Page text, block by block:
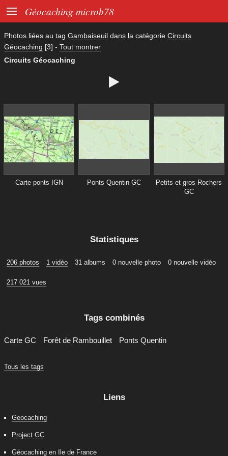
 Géocaching microb78
Photos liées au tag Gambaiseuil dans la catégorie Circuits
Géocaching [3] - Tout montrer
Circuits Géocaching

Carte ponts IGN Ponts Quentin GC
Petits et gros Rochers
GC
Statistiques
206 photos 1 vidéo 31 albums 0 nouvelle photo 0 nouvelle vidéo
217 021 vues
Tags combinés
Carte GC Forêt de Rambouillet Ponts Quentin
Tous les tags
Liens
Geocaching
Project GC
Géocaching en Ile de France